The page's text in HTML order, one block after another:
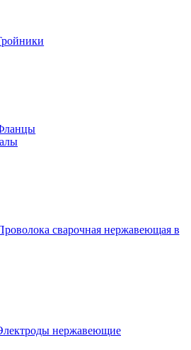
сварочная нержавеющая в
нержавеющие